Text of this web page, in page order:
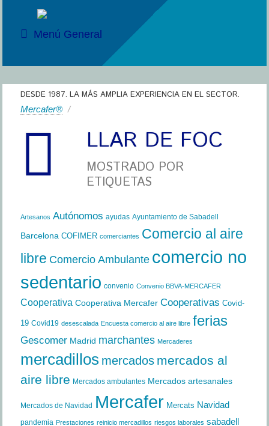
Menú General
DESDE 1987. LA MÁS AMPLIA EXPERIENCIA EN EL SECTOR.
Mercafer® /
LLAR DE FOC
MOSTRADO POR
ETIQUETAS
Artesanos Autónomos ayudas Ayuntamiento de Sabadell
Barcelona COFIMER comerciantes Comercio al aire
libre Comercio Ambulante comercio no
sedentario convenio Convenio BBVA-MERCAFER
Cooperativa Cooperativa Mercafer Cooperativas Covid-
19 Covid19 desescalada Encuesta comercio al aire libre ferias
Gescomer Madrid marchantes Mercaderes
mercadillos mercados mercados al
aire libre Mercados ambulantes Mercados artesanales
Mercados de Navidad Mercafer Mercats Navidad
pandemia Prestaciones reinicio mercadillos riesgos laborales sabadell